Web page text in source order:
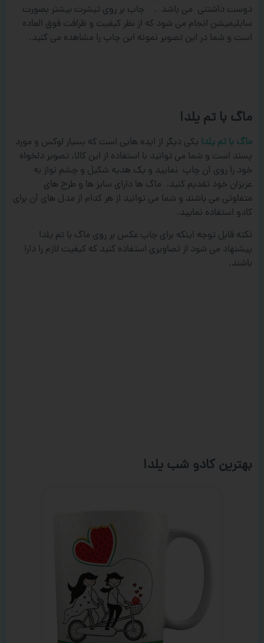
دوست داشتنی می باشد . چاپ بر روی تیشرت بیشتر بصورت
سابلیمیشن انجام می شود که از نظر کیفیت و ظرافت فوق العاده
است و شما در این تصویر نمونه این چاپ را مشاهده می کنید.
ماگ با تم یلدا
ماگ با تم یلدا یکی دیگر از ایده هایی است که بسیار لوکس و مورد
پسند است و شما می توانید با استفاده از این کالا، تصویر دلخواه
خود را روی آن چاپ نمایید و یک هدیه شکیل و چشم نواز به
عزیزان خود تقدیم کنید. ماگ ها دارای سایز ها و طرح های
متفاوتی می باشند و شما می توانید از هر کدام از مدل های آن برای
کادو استفاده نمایید.
نکته قابل توجه اینکه برای چاپ عکس بر روی ماگ با تم یلدا
پیشنهاد می شود از تصاویری استفاده کنید که کیفیت لازم را دارا
باشند.
بهترین کادو شب یلدا